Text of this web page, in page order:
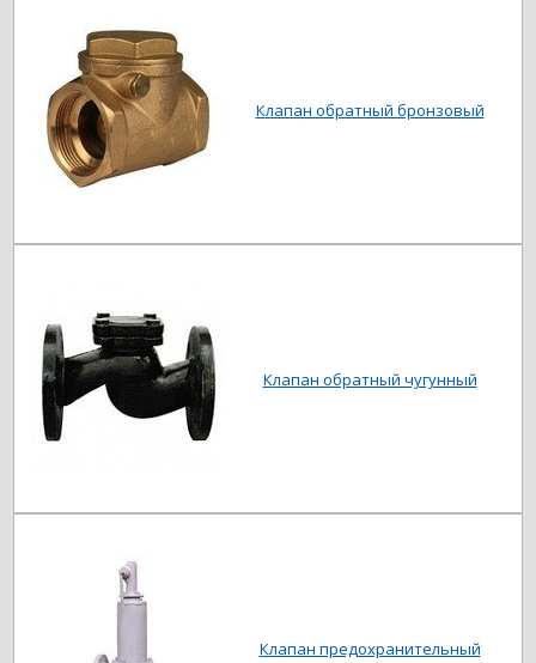
Клапан обратный бронзовый
Клапан обратный чугунный
Клапан предохранительный